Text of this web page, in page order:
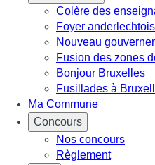
Colère des
Foyer anderlechtois
Nouveau
Fusion des zones
Bonjour Bruxelles
Fusillades à
Ma Commune
Concours
Nos concours
Règlement